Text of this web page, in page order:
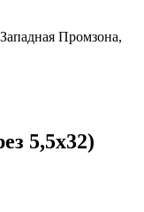
Промзона,
5,5х32)